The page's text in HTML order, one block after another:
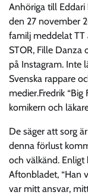
Anhöriga till
den 27 november
familj meddelat TT
STOR, Fille Danza
på Instagram. Inte
Svenska rappare
medier.Fredrik
komikern och
De säger att sorg
denna förlust
och välkänd.
Aftonbladet, “Han
var mitt ansvar,